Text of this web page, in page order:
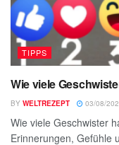
TIPPS
Wie viele
BY WELTREZEPT 03/08/
Wie viele Geschwister
Erinnerungen, Gefühle